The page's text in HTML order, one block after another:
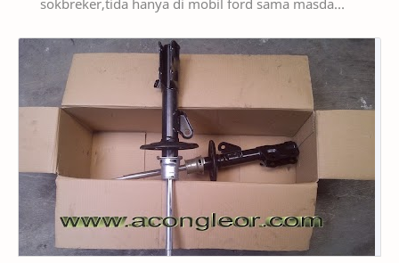
sokbreker,tida hanya di mobil ford sama masda